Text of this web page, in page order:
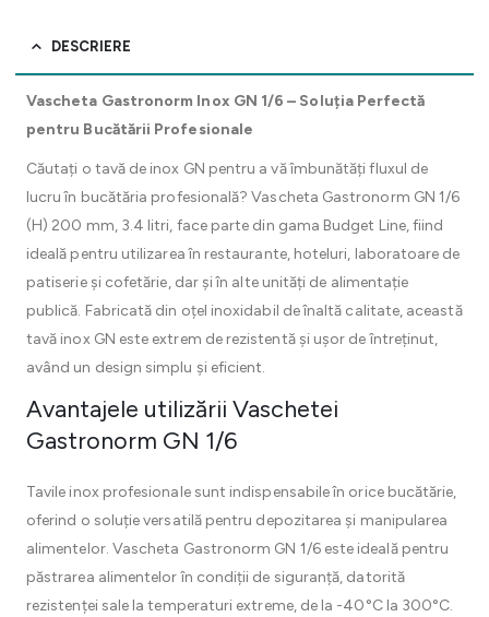
DESCRIERE
Vascheta Gastronorm Inox GN 1/6 – Soluția Perfectă
pentru Bucătării Profesionale
Căutați o tavă de inox GN pentru a vă îmbunătăți fluxul de
lucru în bucătăria profesională? Vascheta Gastronorm GN 1/6
(H) 200 mm, 3.4 litri, face parte din gama Budget Line, fiind
ideală pentru utilizarea în restaurante, hoteluri, laboratoare de
patiserie și cofetărie, dar și în alte unități de alimentație
publică. Fabricată din oțel inoxidabil de înaltă calitate, această
tavă inox GN este extrem de rezistentă și ușor de întreținut,
având un design simplu și eficient.
Avantajele utilizării Vaschetei
Gastronorm GN 1/6
Tavile inox profesionale sunt indispensabile în orice bucătărie,
oferind o soluție versatilă pentru depozitarea și manipularea
alimentelor. Vascheta Gastronorm GN 1/6 este ideală pentru
păstrarea alimentelor în condiții de siguranță, datorită
rezistenței sale la temperaturi extreme, de la -40°C la 300°C.